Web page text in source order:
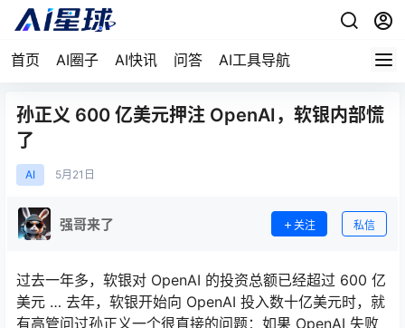
首页 AI圈子 AI快讯 问答 AI工具导航
孙正义 600 亿美元押注 OpenAI，软银内部慌
了
AI 5月 21日
强哥来了 关注 私信
过去一年多，软银对 OpenAI 的投资总额已经超过 600 亿
美元 … 去年，软银开始向 OpenAI 投入数十亿美元时，就
有高管问过孙正义一个很直接的问题：如果 OpenAI 失败